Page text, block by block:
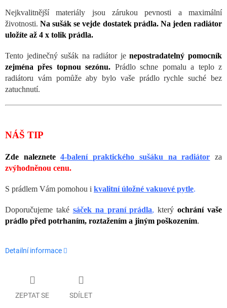
Nejkvalitnější materiály jsou zárukou pevnosti a maximální
životnosti.Na sušák se vejde dostatek prádla. Na jeden radiátor
uložíte až 4 x tolik prádla.
Tento jedinečný sušák na radiátor jenepostradatelný pomocník
zejména přes topnou sezónu. Prádlo schne pomalu a teplo z
radiátoru vám pomůže aby bylo vaše prádlo rychle suché bez
zatuchnutí.
NÁŠ TIP
Zde naleznete4-balení praktického sušáku na radiátor za
zvýhodněnou cenu.
S prádlem Vám pomohou i kvalitní úložné vakuové pytle.
Doporučujeme také sáček na praní prádla, kterýochrání vaše
prádlo před potrhaním, roztažením a jiným poškozením.
Detailní informace
ZEPTAT SE SDÍLET